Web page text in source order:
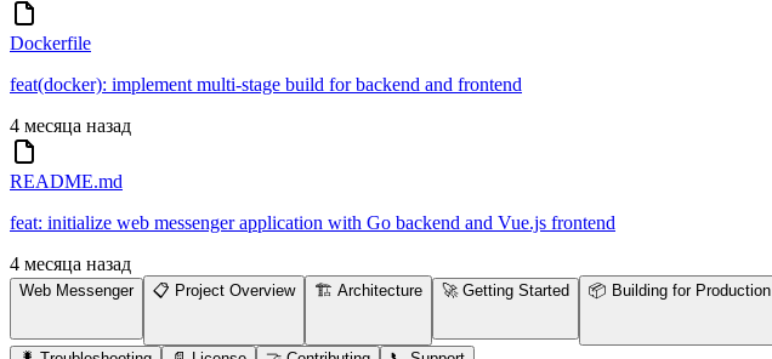
Dockerfile
feat(docker): implement multi-stage build for backend and frontend
4 месяца назад
README.md
feat: initialize web messenger application with Go backend and Vue.js frontend
4 месяца назад
Web Messenger 📋 Project Overview 🏗️ Architecture 🚀 Getting Started 📦 Building for Production